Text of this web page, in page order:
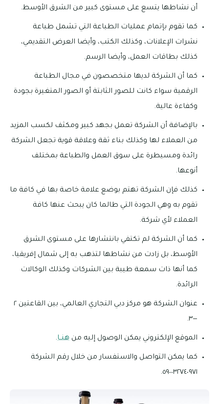
أن نشاطها يتسع على مستوى كبير من الشرق الأوسط.
كما تقوم بإتمام عمليات الطباعة التي تشمل طباعة
نشرات الإعلانات، وكذلك الكتب، وأيضا العرض التقديمي،
كذلك بطاقات العمل، وأيضا الرسم.
كما أن الشركة لديها متخصصون في مجال الطباعة
الرقمية سواء كانت للصور الثابتة أو الصور المتغيرة بجودة
وكفاءة عالية.
بالإضافة أن الشركة تعمل بجهد كبير ومكثف لكسب المزيد
من العملاء لها وكذلك بناء ثقة وعلاقة قوية تجعل الشركة
رائدة ومسيطرة على سوق العمل والطباعة بمختلف
أنوعها.
كذلك فإن الشركة تهتم بوضع علامة خاصة بها في كافة ما
تقوم به وهي الجودة التي طالما كان يبحث عنها كافة
العملاء لأي شركة.
كما أن الشركة لم تكتفي بانتشارها على مستوى الشرق
الأوسط، بل زادت من نشاطها لتذهب به إلى شمال إفريقيا،
كما أنها ذات سمعة طيبة بين الشركات وكذلك الوكالات
الرائدة.
عنوان الشركة هو مركز دبي التجاري العالمي، بين القاعتين ٢
—٣.
الموقع الإلكتروني يمكن الوصول إليه من هنــا.
كما يمكن التواصل والاستفسار من خلال رقم الشركة
٥٩٠٠٣٢٧٤٠٩٧١.